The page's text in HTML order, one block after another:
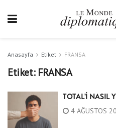
Anasayfa Etiket FRANSA
Etiket: FRANSA
TOTAL’İ NASIL
4 AĞUSTOS